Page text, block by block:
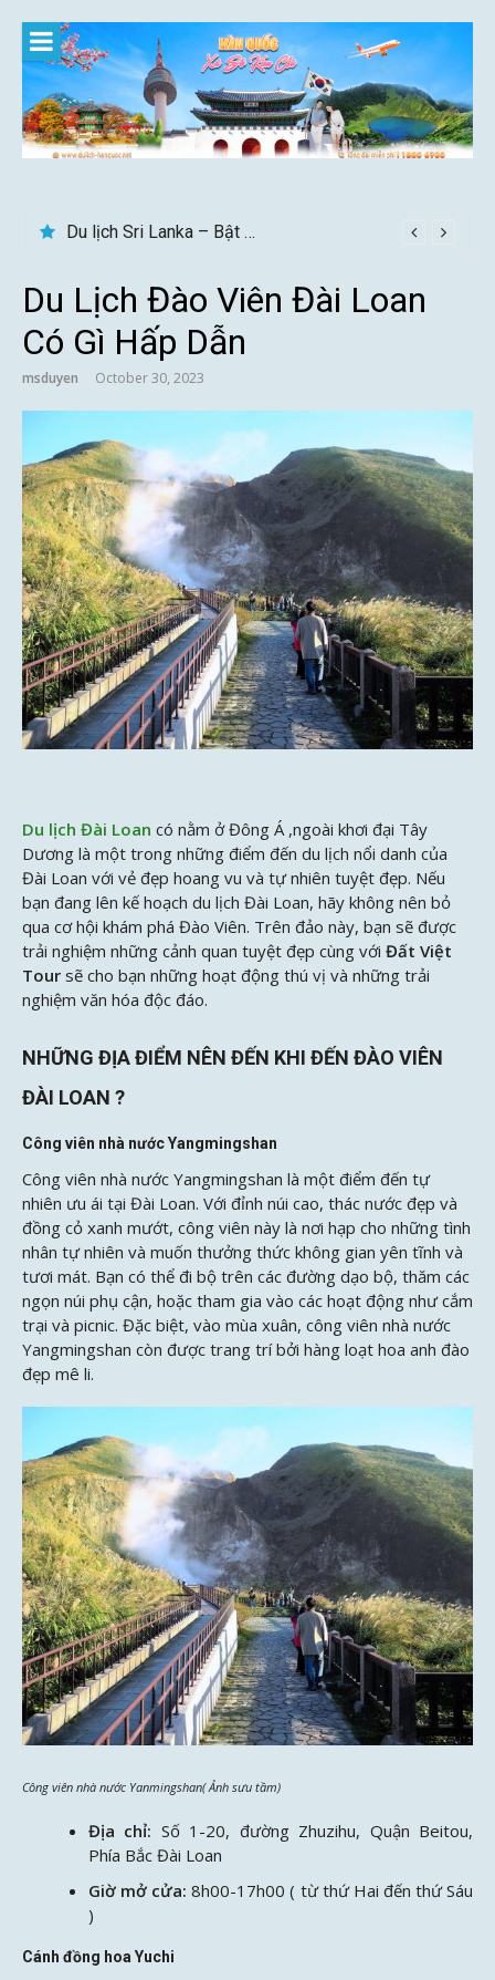
content
Du lịch Sri Lanka – Bật mí nên đi mùa nào đẹp
Gợi ý – Tháng 7 Hàn Quốc nên đi đâu, mặc gì đẹp?
Du Lịch Đào Viên Đài Loan
Có Gì Hấp Dẫn
msduyen October 30, 2023
Du lịch Đài Loan có nằm ở Đông Á ,ngoài khơi đại Tây
Dương là một trong những điểm đến du lịch nổi danh của
Đài Loan với vẻ đẹp hoang vu và tự nhiên tuyệt đẹp. Nếu
bạn đang lên kế hoạch du lịch Đài Loan, hãy không nên bỏ
qua cơ hội khám phá Đào Viên. Trên đảo này, bạn sẽ được
trải nghiệm những cảnh quan tuyệt đẹp cùng với Đất Việt
Tour sẽ cho bạn những hoạt động thú vị và những trải
nghiệm văn hóa độc đáo.
NHỮNG ĐỊA ĐIỂM NÊN ĐẾN KHI ĐẾN ĐÀO VIÊN
ĐÀI LOAN ?
Công viên nhà nước Yangmingshan
Công viên nhà nước Yangmingshan là một điểm đến tự
nhiên ưu ái tại Đài Loan. Với đỉnh núi cao, thác nước đẹp và
đồng cỏ xanh mướt, công viên này là nơi hạp cho những tình
nhân tự nhiên và muốn thưởng thức không gian yên tĩnh và
tươi mát. Bạn có thể đi bộ trên các đường dạo bộ, thăm các
ngọn núi phụ cận, hoặc tham gia vào các hoạt động như cắm
trại và picnic. Đặc biệt, vào mùa xuân, công viên nhà nước
Yangmingshan còn được trang trí bởi hàng loạt hoa anh đào
đẹp mê li.
Công viên nhà nước Yanmingshan( Ảnh sưu tầm)
Địa chỉ: Số 1-20, đường Zhuzihu, Quận Beitou,
Phía Bắc Đài Loan
Giờ mở cửa: 8h00-17h00 ( từ thứ Hai đến thứ Sáu
)
Cánh đồng hoa Yuchi